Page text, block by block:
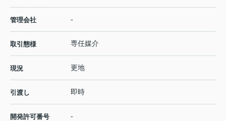
管理会社 -
取引態様 専任媒介
現況 更地
引渡し 即時
開発許可番号 -